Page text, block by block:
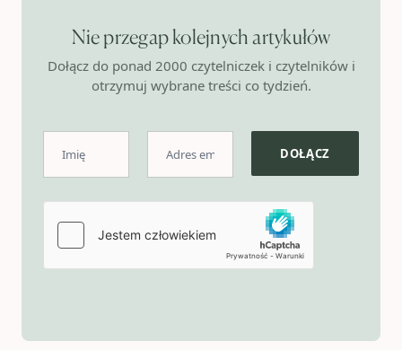
Nie przegap kolejnych artykułów
Dołącz do ponad 2000 czytelniczek i czytelników i
otrzymuj wybrane treści co tydzień.